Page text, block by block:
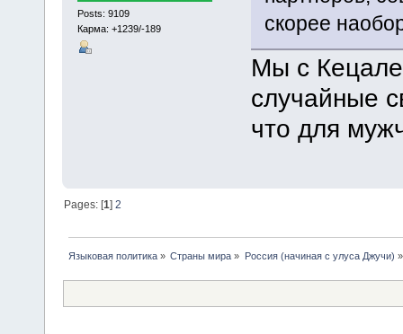
Posts: 9109
Карма: +1239/-189
скорее
Мы с
случайные
что для
Pages: [1]2
Языковая политика» Страны мира » Россия (начиная с улуса Джучи) »